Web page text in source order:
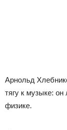
Арнольд
тягу к музыке:
физике.